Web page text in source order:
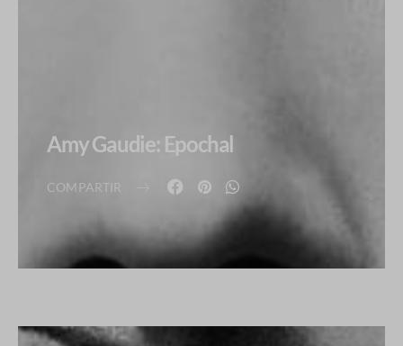
Amy Gaudie: Epochal
COMPARTIR